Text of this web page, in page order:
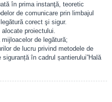
în prima instanţă, teoretic
de comunicare prin limbajul
corect şi sigur.
proiectului.
de legătură;
de lucru privind metodele de
în cadrul șantierului”Hală